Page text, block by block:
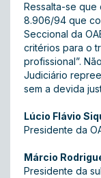
Ressalta-se que
8.906/94 que
Seccional da
critérios para o
profissional”.
Judiciário
sem a devida
Lúcio Flávio
Presidente da
Márcio
Presidente da